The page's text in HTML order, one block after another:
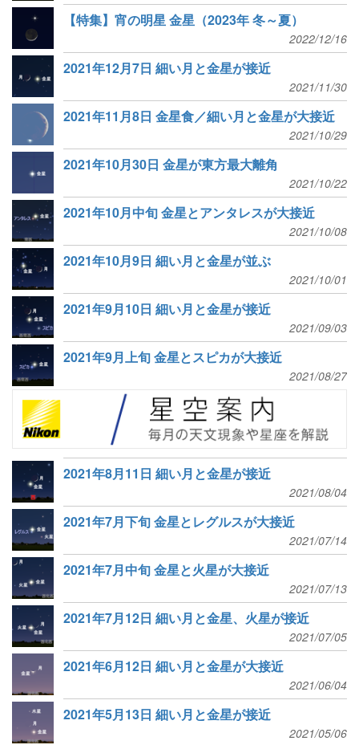
【特集】宵の明星 金星（2023年 冬～夏）
2022/12/16
2021年12月7日 細い月と金星が接近
2021/11/30
2021年11月8日 金星食／細い月と金星が大接近
2021/10/29
2021年10月30日 金星が東方最大離角
2021/10/22
2021年10月中旬 金星とアンタレスが大接近
2021/10/08
2021年10月9日 細い月と金星が並ぶ
2021/10/01
2021年9月10日 細い月と金星が接近
2021/09/03
2021年9月上旬 金星とスピカが大接近
2021/08/27
2021年8月11日 細い月と金星が接近
2021/08/04
2021年7月下旬 金星とレグルスが大接近
2021/07/14
2021年7月中旬 金星と火星が大接近
2021/07/13
2021年7月12日 細い月と金星、火星が接近
2021/07/05
2021年6月12日 細い月と金星が大接近
2021/06/04
2021年5月13日 細い月と金星が接近
2021/05/06